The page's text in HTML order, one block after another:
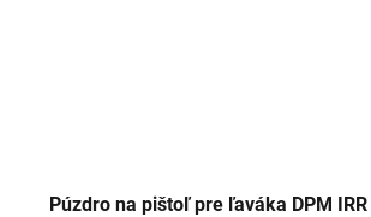
Púzdro na pištoľ pre ľaváka DPM